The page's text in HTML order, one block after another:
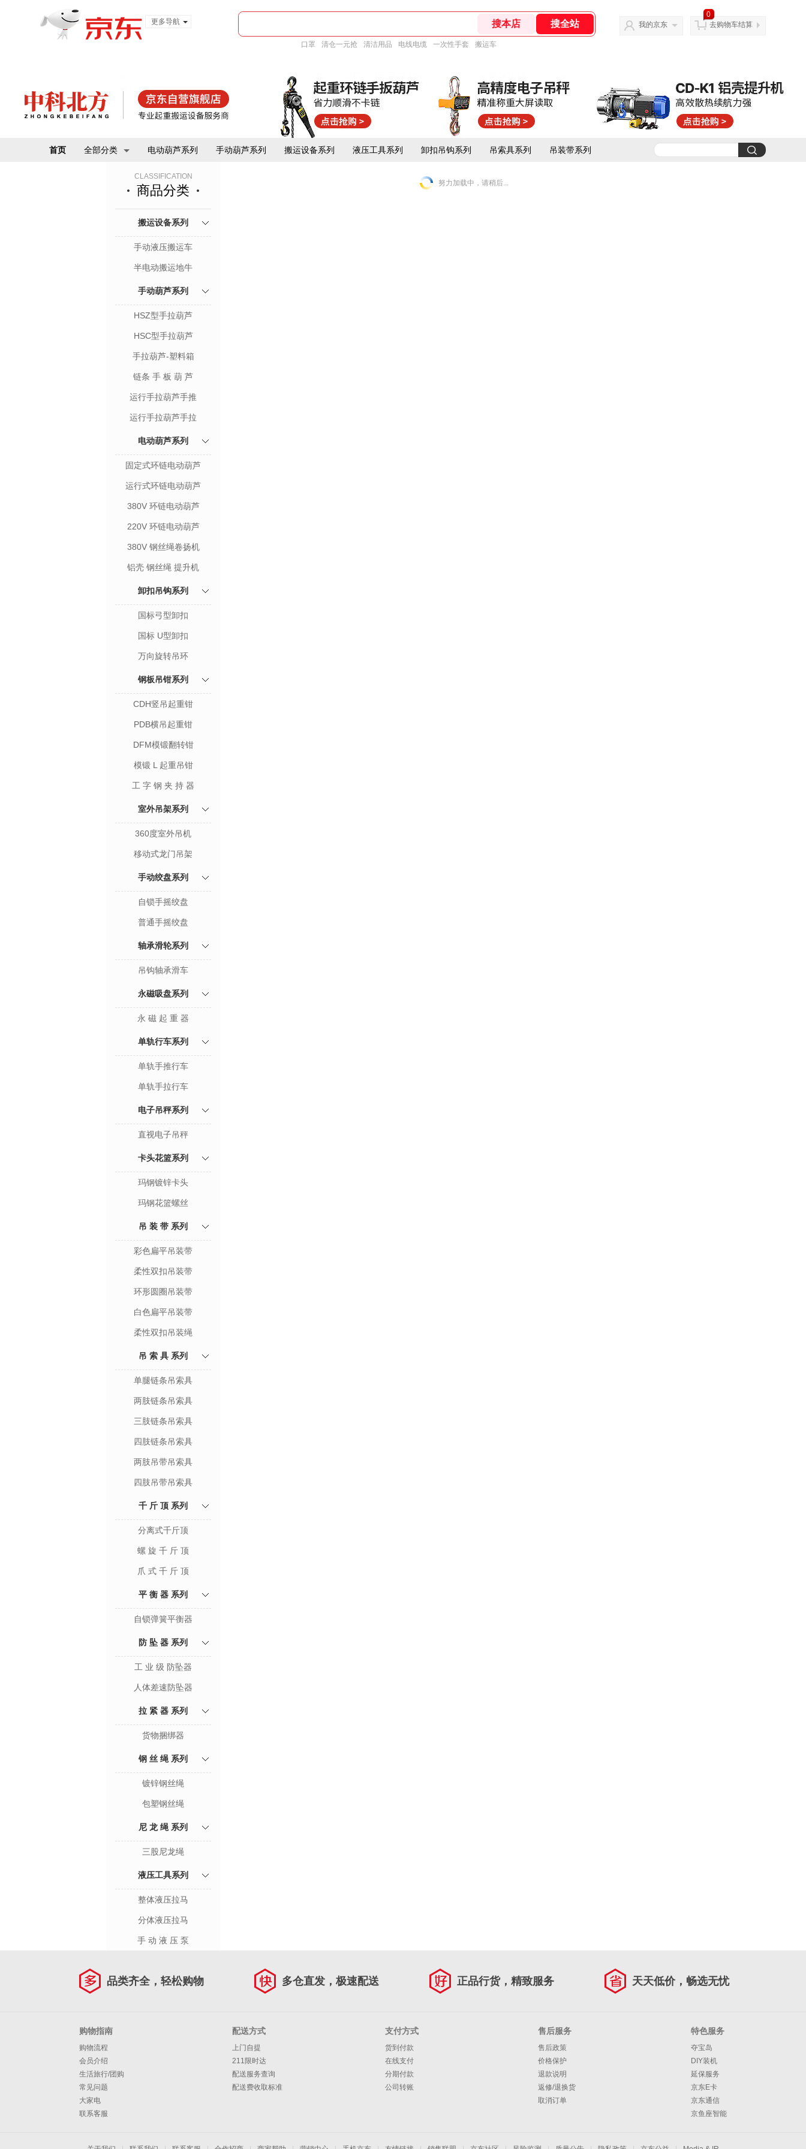
更多导航
口罩 清仓一元抢 清洁用品 电线电缆 一次性手套 搬运车
我的京东
0
去购物车结算
首页 全部分类 电动葫芦系列 手动葫芦系列 搬运设备系列 液压工具系列 卸扣吊钩系列 吊索具系列 吊装带系列
CLASSIFICATION
商品分类
搬运设备系列
手动液压搬运车
半电动搬运地牛
手动葫芦系列
HSZ型手拉葫芦
HSC型手拉葫芦
手拉葫芦-塑料箱
链条 手 板 葫 芦
运行手拉葫芦手推
运行手拉葫芦手拉
电动葫芦系列
固定式环链电动葫芦
运行式环链电动葫芦
380V 环链电动葫芦
220V 环链电动葫芦
380V 钢丝绳卷扬机
铝壳 钢丝绳 提升机
卸扣吊钩系列
国标弓型卸扣
国标 U型卸扣
万向旋转吊环
钢板吊钳系列
CDH竖吊起重钳
PDB横吊起重钳
DFM模锻翻转钳
模锻 L 起重吊钳
工 字 钢 夹 持 器
室外吊架系列
360度室外吊机
移动式龙门吊架
手动绞盘系列
自锁手摇绞盘
普通手摇绞盘
轴承滑轮系列
吊钩轴承滑车
永磁吸盘系列
永 磁 起 重 器
单轨行车系列
单轨手推行车
单轨手拉行车
电子吊秤系列
直视电子吊秤
卡头花篮系列
玛钢镀锌卡头
玛钢花篮螺丝
吊 装 带 系列
彩色扁平吊装带
柔性双扣吊装带
环形圆圈吊装带
白色扁平吊装带
柔性双扣吊装绳
吊 索 具 系列
单腿链条吊索具
两肢链条吊索具
三肢链条吊索具
四肢链条吊索具
两肢吊带吊索具
四肢吊带吊索具
千 斤 顶 系列
分离式千斤顶
螺 旋 千 斤 顶
爪 式 千 斤 顶
平 衡 器 系列
自锁弹簧平衡器
防 坠 器 系列
工 业 级 防坠器
人体差速防坠器
拉 紧 器 系列
货物捆绑器
钢 丝 绳 系列
镀锌钢丝绳
包塑钢丝绳
尼 龙 绳 系列
三股尼龙绳
液压工具系列
整体液压拉马
分体液压拉马
手 动 液 压 泵
努力加载中，请稍后...
品类齐全，轻松购物 多仓直发，极速配送 正品行货，精致服务 天天低价，畅选无忧
购物指南
购物流程
会员介绍
生活旅行/团购
常见问题
大家电
联系客服
配送方式
上门自提
211限时达
配送服务查询
配送费收取标准
支付方式
货到付款
在线支付
分期付款
公司转账
售后服务
售后政策
价格保护
退款说明
返修/退换货
取消订单
特色服务
夺宝岛
DIY装机
延保服务
京东E卡
京东通信
京鱼座智能